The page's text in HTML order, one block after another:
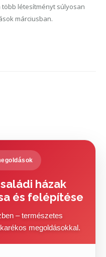
létesítményt súlyosan
márciusban.
házak
és felépítése
– természetes
megoldásokkal.